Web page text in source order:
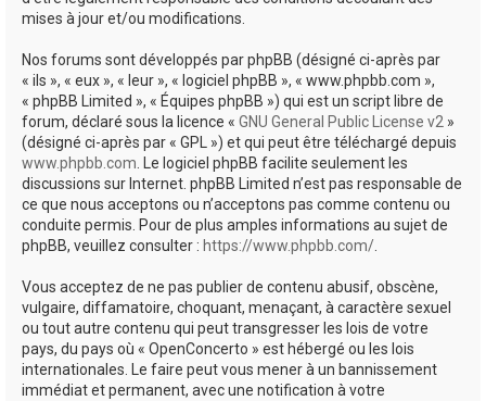
mises à jour et/ou modifications.
Nos forums sont développés par phpBB (désigné ci-après par
« ils », « eux », « leur », « logiciel phpBB », « www.phpbb.com »,
« phpBB Limited », « Équipes phpBB ») qui est un script libre de
forum, déclaré sous la licence « GNU General Public License v2 »
(désigné ci-après par « GPL ») et qui peut être téléchargé depuis
www.phpbb.com. Le logiciel phpBB facilite seulement les
discussions sur Internet. phpBB Limited n’est pas responsable de
ce que nous acceptons ou n’acceptons pas comme contenu ou
conduite permis. Pour de plus amples informations au sujet de
phpBB, veuillez consulter : https://www.phpbb.com/.
Vous acceptez de ne pas publier de contenu abusif, obscène,
vulgaire, diffamatoire, choquant, menaçant, à caractère sexuel
ou tout autre contenu qui peut transgresser les lois de votre
pays, du pays où « OpenConcerto » est hébergé ou les lois
internationales. Le faire peut vous mener à un bannissement
immédiat et permanent, avec une notification à votre